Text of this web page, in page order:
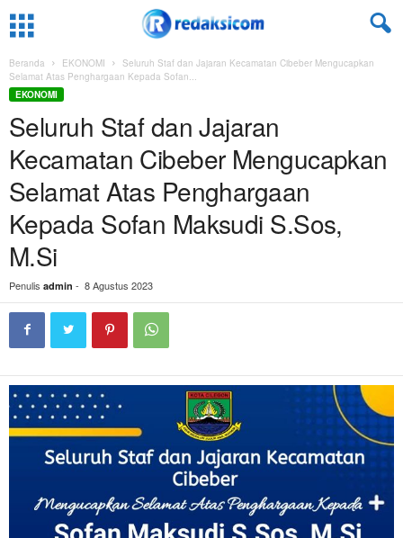
Beranda EKONOMI
Seluruh Staf dan Jajaran Kecamatan Cibeber Mengucapkan
Selamat Atas Penghargaan Kepada Sofan...
EKONOMI
Seluruh Staf dan Jajaran
Kecamatan Cibeber Mengucapkan
Selamat Atas Penghargaan
Kepada Sofan Maksudi S.Sos,
M.Si
Penulis admin - 8 Agustus 2023